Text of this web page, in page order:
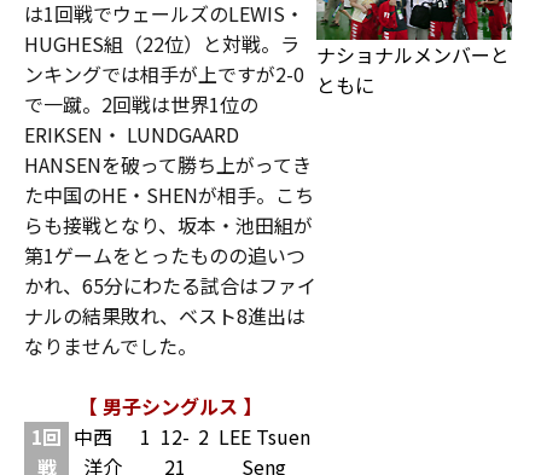
は1回戦でウェールズのLEWIS・
HUGHES組（22位）と対戦。ラ
ンキングでは相手が上ですが2-0
で一蹴。2回戦は世界1位の
ERIKSEN・ LUNDGAARD
HANSENを破って勝ち上がってき
た中国のHE・SHENが相手。こち
らも接戦となり、坂本・池田組が
第1ゲームをとったものの追いつ
かれ、65分にわたる試合はファイ
ナルの結果敗れ、ベスト8進出は
なりませんでした。
【 男子シングルス 】
1回
戦
中西
洋介
1 12-
21
2 LEE Tsuen
Seng
ナショナルメンバーと
ともに